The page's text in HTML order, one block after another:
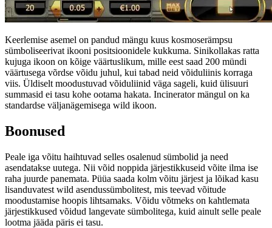
Keerlemise asemel on pandud mängu kuus kosmoserämpsu
sümboliseerivat ikooni positsioonidele kukkuma. Sinikollakas ratta
kujuga ikoon on kõige väärtuslikum, mille eest saad 200 mündi
väärtusega võrdse võidu juhul, kui tabad neid võiduliinis korraga
viis. Üldiselt moodustuvad võiduliinid väga sageli, kuid ülisuuri
summasid ei tasu kohe ootama hakata. Incinerator mängul on ka
standardse väljanägemisega wild ikoon.
Boonused
Peale iga võitu haihtuvad selles osalenud sümbolid ja need
asendatakse uutega. Nii võid noppida järjestikkuseid võite ilma ise
raha juurde panemata. Püüa saada kolm võitu järjest ja lõikad kasu
lisanduvatest wild asendussümbolitest, mis teevad võitude
moodustamise hoopis lihtsamaks. Võidu võtmeks on kahtlemata
järjestikkused võidud langevate sümbolitega, kuid ainult selle peale
lootma jääda päris ei tasu.